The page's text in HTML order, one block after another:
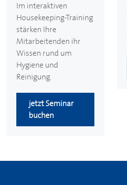
Im interaktiven
Housekeeping-Training
stärken Ihre
Mitarbeitenden ihr
Wissen rund um
Hygiene und
Reinigung.
jetzt Seminar
buchen